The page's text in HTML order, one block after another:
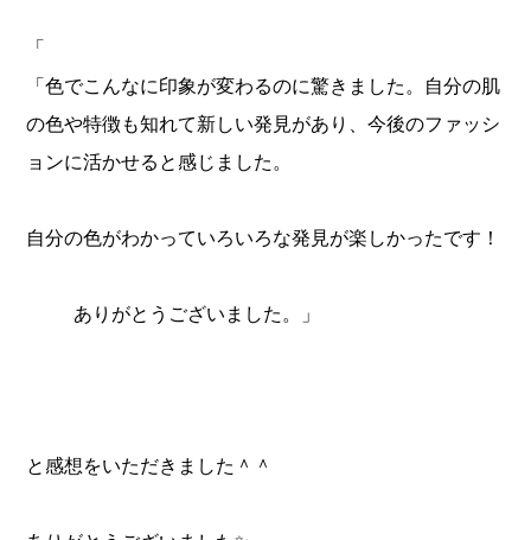
「
「色でこんなに印象が変わるのに驚きました。自分の肌
の色や特徴も知れて新しい発見があり、今後のファッシ
ョンに活かせると感じました。
自分の色がわかっていろいろな発見が楽しかったです！
ありがとうございました。」
と感想をいただきました＾＾